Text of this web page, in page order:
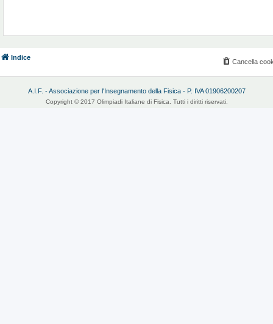
Indice
Cancella
A.I.F. - Associazione per l'Insegnamento della Fisica - P. IVA 01906200207
Copyright © 2017 Olimpiadi Italiane di Fisica. Tutti i diritti riservati.